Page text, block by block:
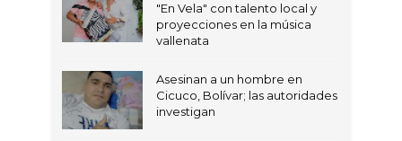
"En Vela" con talento local y
proyecciones en la música
vallenata
Asesinan a un hombre en
Cicuco, Bolívar; las autoridades
investigan